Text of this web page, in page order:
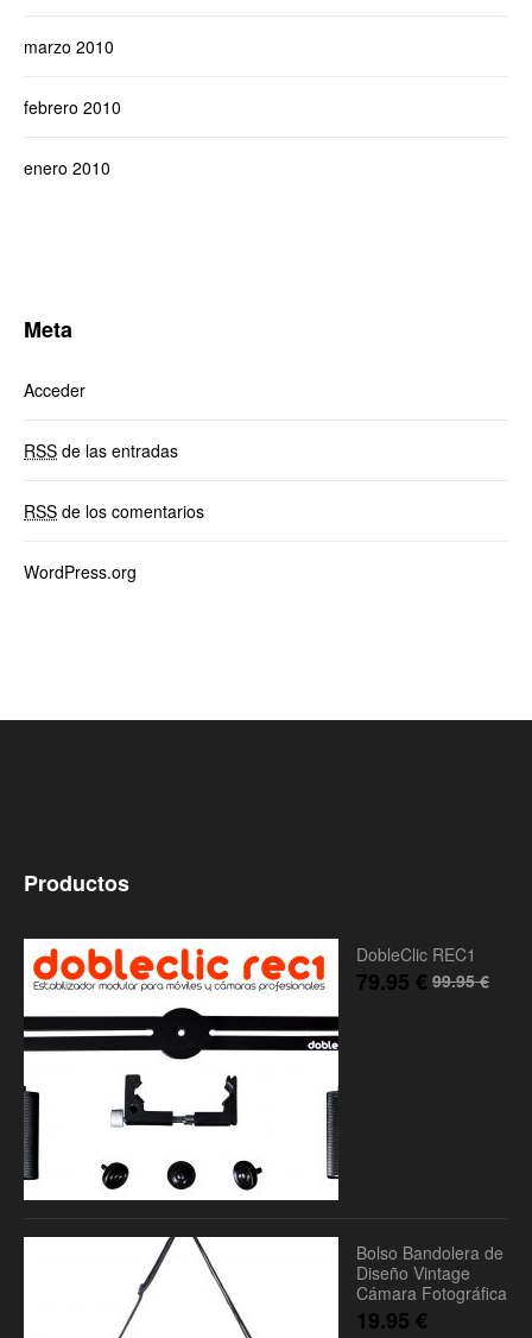
marzo 2010
febrero 2010
enero 2010
Meta
Acceder
RSS de las entradas
RSS de los comentarios
WordPress.org
Productos
DobleClic REC1
99.95€
79.95 €
Bolso Bandolera de
Diseño Vintage
Cámara Fotográfica
19.95 €